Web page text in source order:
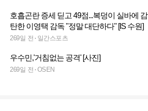
호흡곤란 증세 딛고 49점...복덩이 실바에 감
탄한 이영택 감독 "정말 대단하다" [IS 수원]
269일 전 일간스포츠
우수민,'거침없는 공격' [사진]
269일 전 OSEN